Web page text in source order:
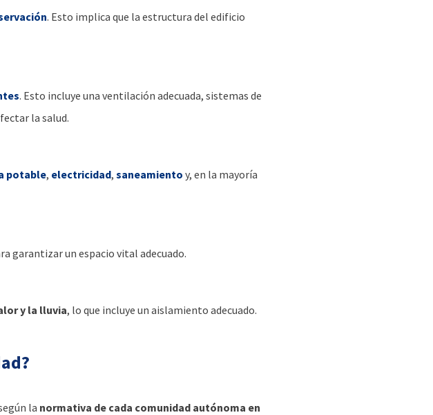
. Esto implica que la estructura del edificio
. Esto incluye una ventilación adecuada, sistemas de
la salud.
potable, electricidad, saneamiento y, en la mayoría
garantizar un espacio vital adecuado.
y la lluvia, lo que incluye un aislamiento adecuado.
la normativa de cada comunidad autónoma en